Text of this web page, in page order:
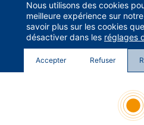
Nous utilisons des cookies
meilleure expérience sur
savoir plus sur les cookies
désactiver dans les réglages
Accepter Refuser